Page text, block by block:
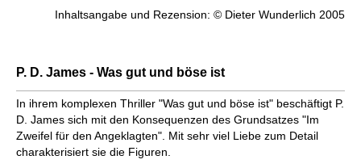
Inhaltsangabe und Rezension: © Dieter Wunderlich 2005
P. D. James - Was gut und böse ist
In ihrem komplexen Thriller "Was gut und böse ist" beschäftigt P.
D. James sich mit den Konsequenzen des Grundsatzes "Im
Zweifel für den Angeklagten". Mit sehr viel Liebe zum Detail
charakterisiert sie die Figuren.